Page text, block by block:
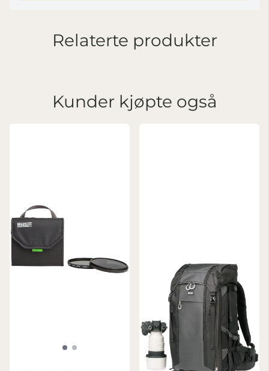
Relaterte produkter
Kunder kjøpte også